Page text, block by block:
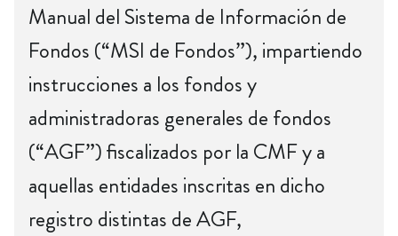
Manual del Sistema de Información de
Fondos (“MSI de Fondos”), impartiendo
instrucciones a los fondos y
administradoras generales de fondos
(“AGF”) fiscalizados por la CMF y a
aquellas entidades inscritas en dicho
registro distintas de AGF,